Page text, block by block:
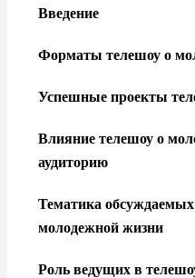
Введение
Форматы телешоу о
Успешные проекты
Влияние телешоу о
аудиторию
Тематика
молодежной жизни
Роль ведущих в